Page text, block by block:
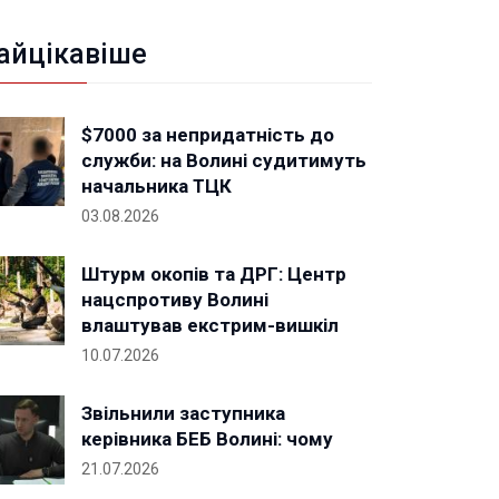
$7000 за непридатність до
служби: на Волині судитимуть
начальника ТЦК
03.08.2026
Штурм окопів та ДРГ: Центр
нацспротиву Волині
влаштував екстрим-вишкіл
10.07.2026
Звільнили заступника
керівника БЕБ Волині: чому
21.07.2026